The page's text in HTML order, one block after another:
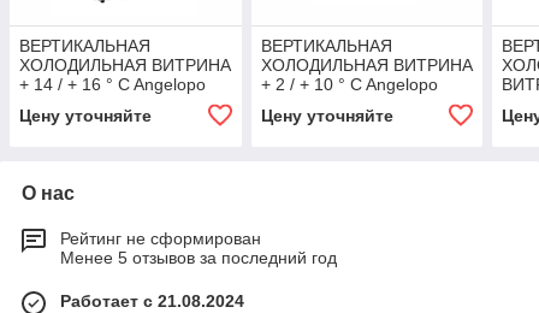
ВЕРТИКАЛЬНАЯ
ХОЛОДИЛЬНАЯ ВИТРИНА
+ 14 / + 16 ° C Angelopo
Цену уточняйте
ВЕРТИКАЛЬНАЯ
ХОЛОДИЛЬНАЯ ВИТРИНА
+ 2 / + 10 ° C Angelopo
Цену уточняйте
О нас
Рейтинг не сформирован
Менее 5 отзывов за последний год
Работает с 21.08.2024